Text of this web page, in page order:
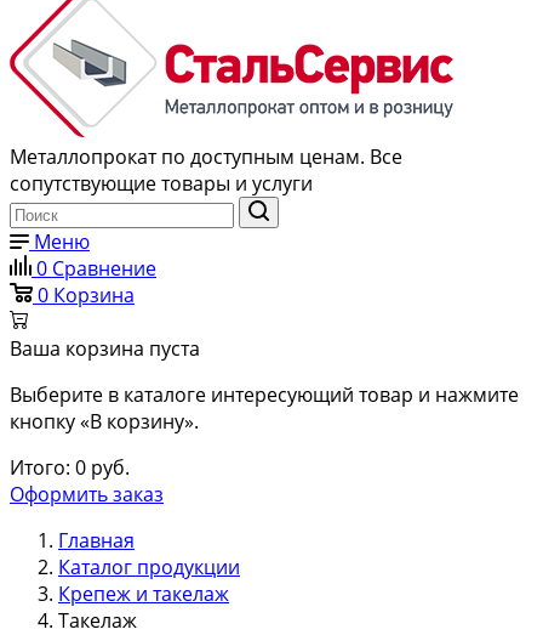
Металлопрокат по доступным ценам. Все
сопутствующие товары и услуги
Меню
0 Сравнение
0 Корзина
Ваша корзина пуста
Выберите в каталоге интересующий товар и нажмите
кнопку «В корзину».
Итого: 0 руб.
Оформить заказ
Главная
Каталог продукции
Крепеж и такелаж
Такелаж